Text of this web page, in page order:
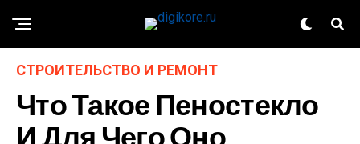
СТРОИТЕЛЬСТВО И РЕМОНТ
Что Такое Пеностекло